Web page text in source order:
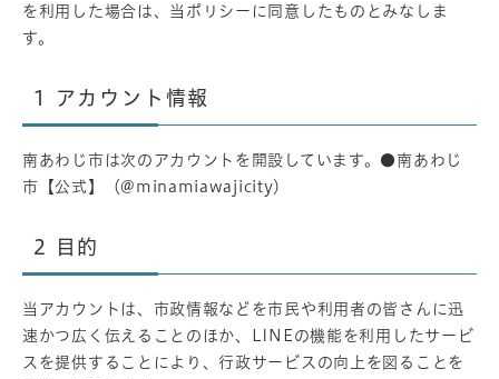
を利用した場合は、当ポリシーに同意したものとみなしま
す。
1 アカウント情報
南あわじ市は次のアカウントを開設しています。●南あわじ
市【公式】（@minamiawajicity）
2 目的
当アカウントは、市政情報などを市民や利用者の皆さんに迅
速かつ広く伝えることのほか、LINEの機能を利用したサービ
スを提供することにより、行政サービスの向上を図ることを